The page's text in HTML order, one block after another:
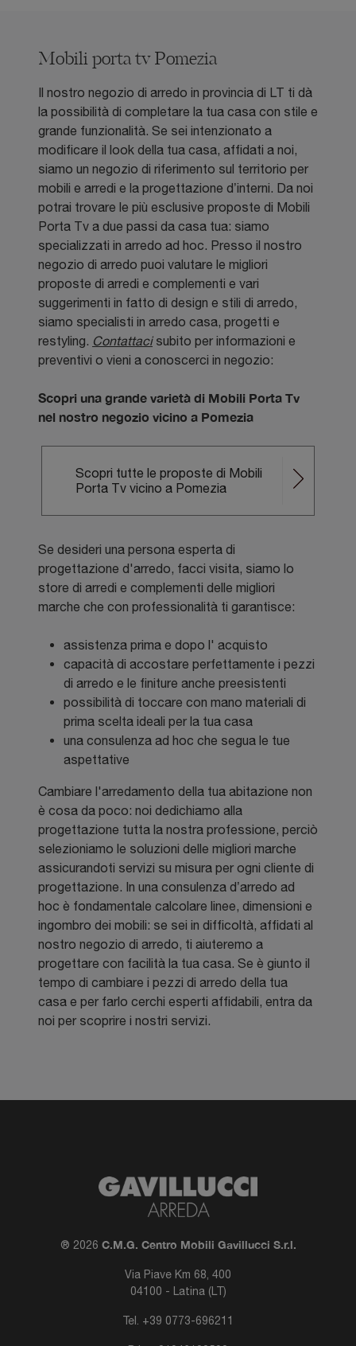
Mobili porta tv Pomezia
Il nostro negozio di arredo in provincia di LT ti dà
la possibilità di completare la tua casa con stile e
grande funzionalità. Se sei intenzionato a
modificare il look della tua casa, affidati a noi,
siamo un negozio di riferimento sul territorio per
mobili e arredi e la progettazione d’interni. Da noi
potrai trovare le più esclusive proposte di Mobili
Porta Tv a due passi da casa tua: siamo
specializzati in arredo ad hoc. Presso il nostro
negozio di arredo puoi valutare le migliori
proposte di arredi e complementi e vari
suggerimenti in fatto di design e stili di arredo,
siamo specialisti in arredo casa, progetti e
restyling. Contattacisubito per informazioni e
preventivi o vieni a conoscerci in negozio:
Scopri una grande varietà di Mobili Porta Tv
nel nostro negozio vicino a Pomezia
Scopri tutte le proposte di Mobili
Porta Tv vicino a Pomezia
Se desideri una persona esperta di
progettazione d'arredo, facci visita, siamo lo
store di arredi e complementi delle migliori
marche che con professionalità ti garantisce:
assistenza prima e dopo l' acquisto
capacità di accostare perfettamente i pezzi
di arredo e le finiture anche preesistenti
possibilità di toccare con mano materiali di
prima scelta ideali per la tua casa
una consulenza ad hoc che segua le tue
aspettative
Cambiare l'arredamento della tua abitazione non
è cosa da poco: noi dedichiamo alla
progettazione tutta la nostra professione, perciò
selezioniamo le soluzioni delle migliori marche
assicurandoti servizi su misura per ogni cliente di
progettazione. In una consulenza d’arredo ad
hoc è fondamentale calcolare linee, dimensioni e
ingombro dei mobili: se sei in difficoltà, affidati al
nostro negozio di arredo, ti aiuteremo a
progettare con facilità la tua casa. Se è giunto il
tempo di cambiare i pezzi di arredo della tua
casa e per farlo cerchi esperti affidabili, entra da
noi per scoprire i nostri servizi.
® 2026 C.M.G. Centro Mobili Gavillucci S.r.l.
Via Piave Km 68, 400
04100 - Latina (LT)
Tel. +39 0773-696211